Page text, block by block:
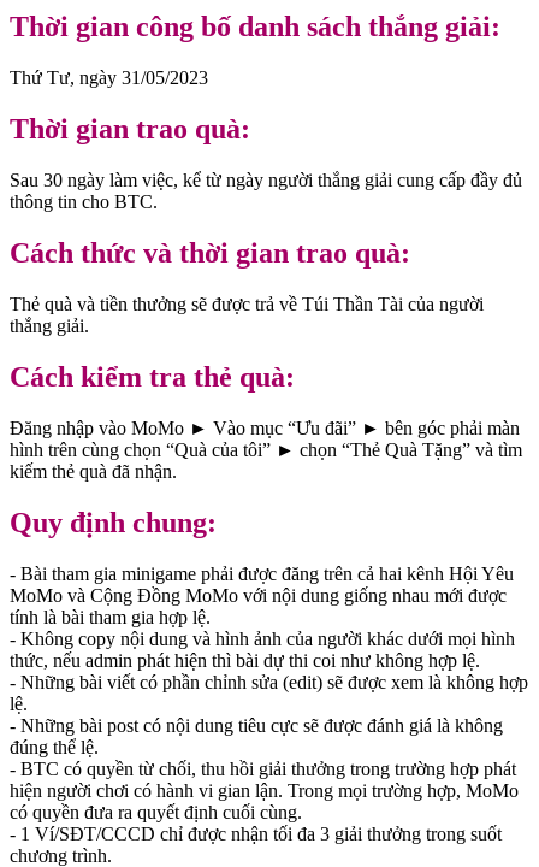
Thời gian công bố danh sách thắng giải:
Thứ Tư, ngày 31/05/2023
Thời gian trao quà:
Sau 30 ngày làm việc, kể từ ngày người thắng giải cung cấp đầy đủ
thông tin cho BTC.
Cách thức và thời gian trao quà:
Thẻ quà và tiền thưởng sẽ được trả về Túi Thần Tài của người
thắng giải.
Cách kiểm tra thẻ quà:
Đăng nhập vào MoMo ► Vào mục “Ưu đãi” ► bên góc phải màn
hình trên cùng chọn “Quà của tôi” ► chọn “Thẻ Quà Tặng” và tìm
kiếm thẻ quà đã nhận.
Quy định chung:
- Bài tham gia minigame phải được đăng trên cả hai kênh Hội Yêu
MoMo và Cộng Đồng MoMo với nội dung giống nhau mới được
tính là bài tham gia hợp lệ.
- Không copy nội dung và hình ảnh của người khác dưới mọi hình
thức, nếu admin phát hiện thì bài dự thi coi như không hợp lệ.
- Những bài viết có phần chỉnh sửa (edit) sẽ được xem là không hợp
lệ.
- Những bài post có nội dung tiêu cực sẽ được đánh giá là không
đúng thể lệ.
- BTC có quyền từ chối, thu hồi giải thưởng trong trường hợp phát
hiện người chơi có hành vi gian lận. Trong mọi trường hợp, MoMo
có quyền đưa ra quyết định cuối cùng.
- 1 Ví/SĐT/CCCD chỉ được nhận tối đa 3 giải thưởng trong suốt
chương trình.